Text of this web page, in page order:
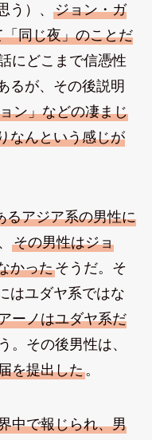
う）、
ジョン・ガ
同じ夜」のことだ
にどこまで信憑性
るが、その後説明
ン」などの凄まじ
なんという感じが
るアジア系の男性に
その男性はジョ
かったそうだ。そ
はユダヤ系ではな
ーノはユダヤ系だ
。その後男性は、
を提出した。
中で報じられ、男